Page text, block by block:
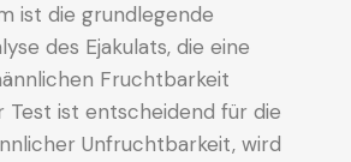
ist die grundlegende
des Ejakulats, die eine
Fruchtbarkeit
Test ist entscheidend für die
Unfruchtbarkeit, wird